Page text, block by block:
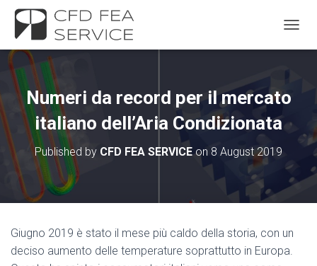
Numeri da record per il mercato
italiano dell’Aria Condizionata
Published by CFD FEA SERVICEon 8 August 2019
Giugno 2019 è stato il mese più caldo della storia, con un
deciso aumento delle temperature soprattutto in Europa.